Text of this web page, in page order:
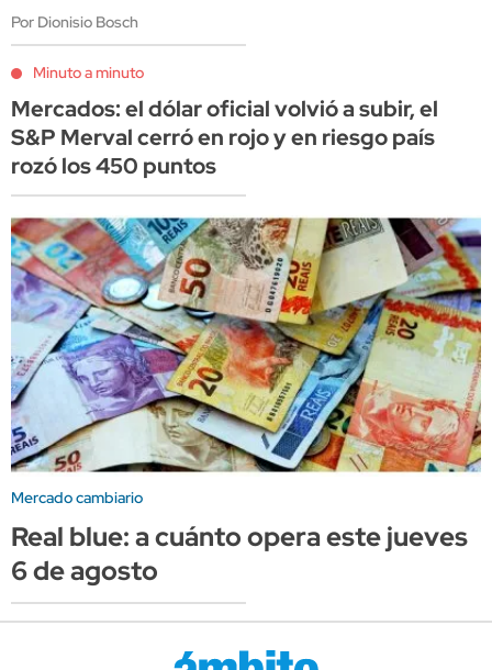
Por Dionisio Bosch
Minuto a minuto
Mercados: el dólar oficial volvió a subir, el
S&P Merval cerró en rojo y en riesgo país
rozó los 450 puntos
Mercado cambiario
Real blue: a cuánto opera este jueves
6 de agosto